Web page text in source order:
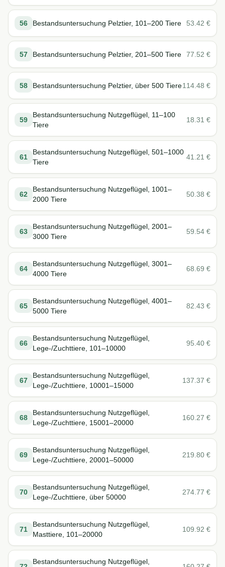
56 Bestandsuntersuchung Pelztier, 101–200 Tiere 53.42 €
57 Bestandsuntersuchung Pelztier, 201–500 Tiere 77.52 €
58 Bestandsuntersuchung Pelztier, über 500 Tiere114.48 €
59
Bestandsuntersuchung Nutzgeflügel, 11–100
Tiere
18.31 €
61
Bestandsuntersuchung Nutzgeflügel, 501–1000
Tiere
41.21 €
62
Bestandsuntersuchung Nutzgeflügel, 1001–
2000 Tiere
50.38 €
63
Bestandsuntersuchung Nutzgeflügel, 2001–
3000 Tiere
59.54 €
64
Bestandsuntersuchung Nutzgeflügel, 3001–
4000 Tiere
68.69 €
65
Bestandsuntersuchung Nutzgeflügel, 4001–
5000 Tiere
82.43 €
66
Bestandsuntersuchung Nutzgeflügel,
Lege-/Zuchttiere, 101–10000
95.40 €
67
Bestandsuntersuchung Nutzgeflügel,
Lege-/Zuchttiere, 10001–15000
137.37 €
68
Bestandsuntersuchung Nutzgeflügel,
Lege-/Zuchttiere, 15001–20000
160.27 €
69
Bestandsuntersuchung Nutzgeflügel,
Lege-/Zuchttiere, 20001–50000
219.80 €
70
Bestandsuntersuchung Nutzgeflügel,
Lege-/Zuchttiere, über 50000
274.77 €
71
Bestandsuntersuchung Nutzgeflügel,
Masttiere, 101–20000
109.92 €
Bestandsuntersuchung Nutzgeflügel,